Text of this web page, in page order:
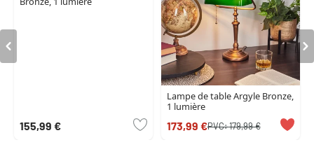
155,99 €
Lampe de table Argyle Bronze,
1 lumière
173,99 €PVC:179,99 €